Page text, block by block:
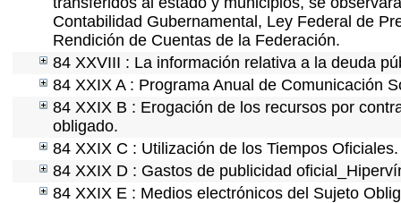
Contabilidad Gubernamental, Ley Federal de
Rendición de Cuentas de la Federación.
84 XXVIII : La información relativa a la deuda
84 XXIX A : Programa Anual de Comunicación
84 XXIX B : Erogación de los recursos por
obligado.
84 XXIX C : Utilización de los Tiempos Oficiales.
84 XXIX D : Gastos de publicidad
84 XXIX E : Medios electrónicos del Sujeto